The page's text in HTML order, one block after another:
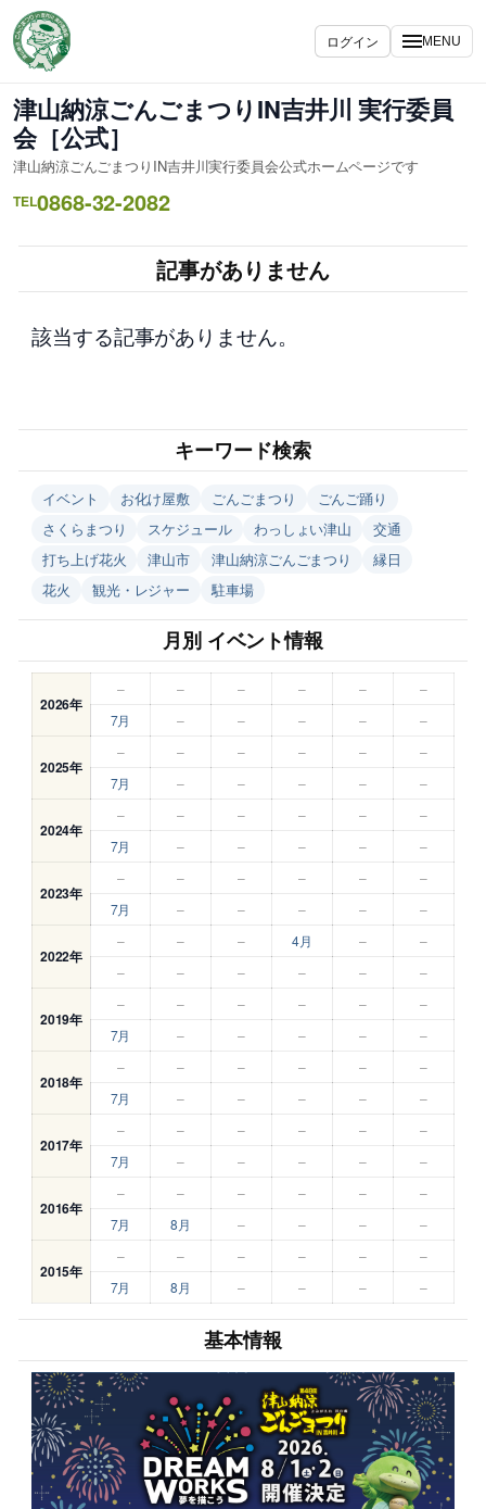
容
を
ス
キ
ッ
プ
ログイン MENU
津山納涼ごんごまつりIN吉井川 実行委員
会［公式］
津山納涼ごんごまつりIN吉井川実行委員会公式ホームページです
TEL0868-32-2082
記事がありません
該当する記事がありません。
キーワード検索
イベント お化け屋敷 ごんごまつり
ごんご踊り
さくらまつり
スケジュール わっしょい津山
交通
打ち上げ花火
津山市 津山納涼ごんごまつり
縁日
花火
観光・レジャー 駐車場
月別 イベント情報
2026年
– – – – –
–
7月
– – – – –
2025年
– – – – –
–
7月
– – – – –
2024年
– – – – –
–
7月
– – – – –
2023年
– – – – –
–
7月
– – – – –
2022年
– – – 4月 –
–
–
– – – – –
2019年
– – – – –
–
7月
– – – – –
2018年
– – – – –
–
7月
– – – – –
2017年
– – – – –
–
7月
– – – – –
2016年
– – – – –
–
7月
8月 – – – –
2015年
– – – – –
–
7月
8月 – – – –
基本情報